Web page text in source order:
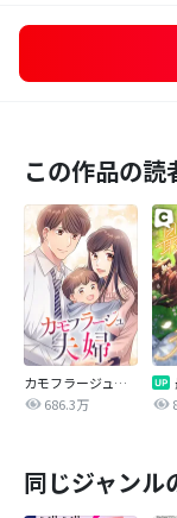
この作品の
カモフラージュ夫婦
686.3万
同じジャンル